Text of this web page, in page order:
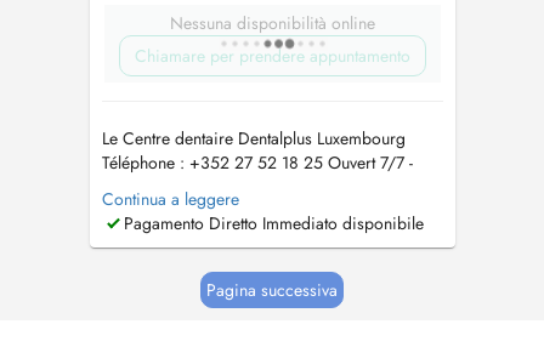
Nessuna disponibilità online
Chiamare per prendere appuntamento
Le Centre dentaire Dentalplus Luxembourg
Téléphone : +352 27 52 18 25 Ouvert 7/7 -
Avec ou sans rendez-vous, et prise en charge
des urgences dentaires Adresse : 3 Rue de
Houffalize, L-1737 Bouneweg-Süd, Luxembourg
www.dentalplus.lu Accès : Stati...
Continua a leggere
Pagamento Diretto Immediato disponibile
Pagina successiva